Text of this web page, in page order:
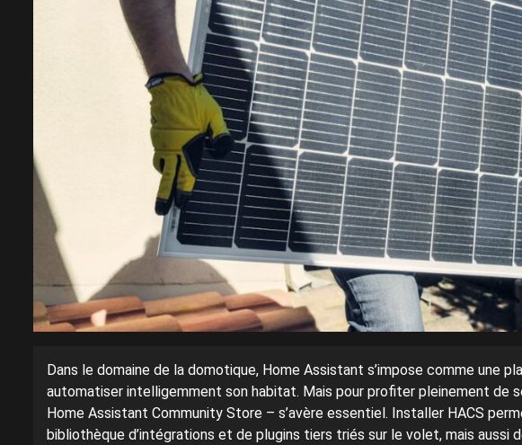
Dans le domaine de la domotique, Home Assistant s’impose comme une
automatiser intelligemment son habitat. Mais pour profiter pleinement de
Home Assistant Community Store – s’avère essentiel. Installer HACS
bibliothèque d’intégrations et de plugins tiers triés sur le volet, mais aussi